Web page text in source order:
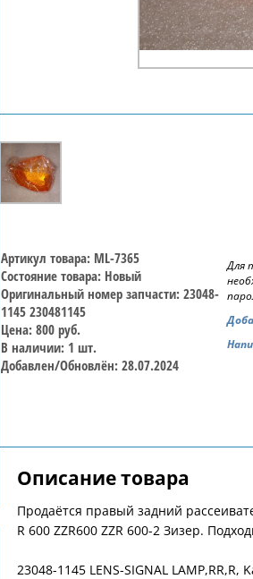
Артикул товара: ML-7365
Состояние товара: Новый
Оригинальный номер запчасти: 23048-
1145 230481145
Цена: 800 руб.
В наличии: 1 шт.
Добавлен/Обновлён: 28.07.2024
Для
Описание товара
Продаётся правый задний
R 600 ZZR600 ZZR 600-2 Зизер.
23048-1145 LENS-SIGNAL LAMP,RR,R,